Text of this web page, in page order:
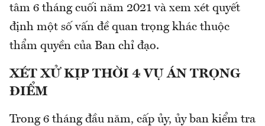
tâm 6 tháng cuối năm 2021 và xem xét quyết
định một số vấn đề quan trọng khác thuộc
thẩm quyền của Ban chỉ đạo.
XÉT XỬ KỊP THỜI 4 VỤ ÁN TRỌNG
ĐIỂM
Trong 6 tháng đầu năm, cấp ủy, ủy ban kiểm tra